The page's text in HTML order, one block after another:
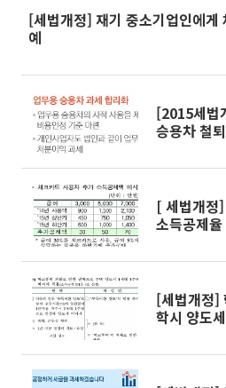
[세법개정] 재기 중소기업인에게
예
[2015세법
승용차 철
[ 세법개정
소득공제
[세법개정]
학시 양도